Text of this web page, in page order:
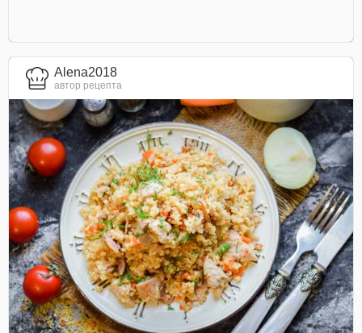
Alena2018
автор рецепта